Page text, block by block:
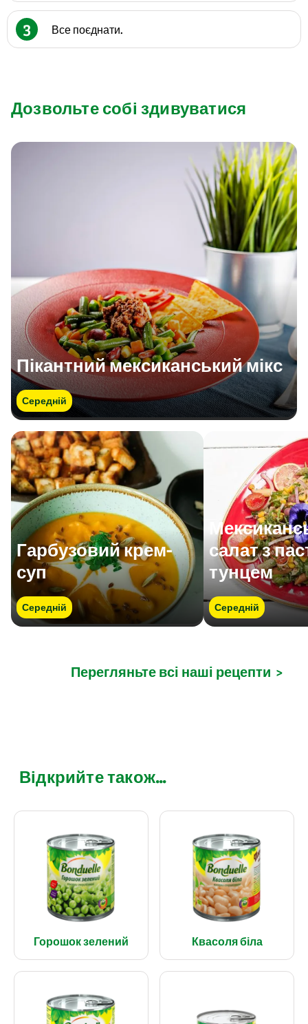
3 Все поєднати.
Дозвольте собі здивуватися
Пікантний мексиканський мікс
Середній
Гарбузовий крем-
суп
Середній
салат з
тунцем
Середній
Перегляньте всі наші рецепти >
Відкрийте також...
Горошок зелений Квасоля біла